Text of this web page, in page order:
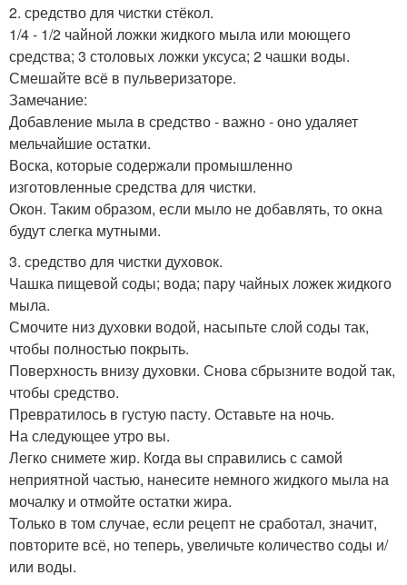
2. средство для чистки стёкол.
1/4 - 1/2 чайной ложки жидкого мыла или моющего
средства; 3 столовых ложки уксуса; 2 чашки воды.
Смешайте всё в пульверизаторе.
Замечание:
Добавление мыла в средство - важно - оно удаляет
мельчайшие остатки.
Воска, которые содержали промышленно
изготовленные средства для чистки.
Окон. Таким образом, если мыло не добавлять, то окна
будут слегка мутными.
3. средство для чистки духовок.
Чашка пищевой соды; вода; пару чайных ложек жидкого
мыла.
Смочите низ духовки водой, насыпьте слой соды так,
чтобы полностью покрыть.
Поверхность внизу духовки. Снова сбрызните водой так,
чтобы средство.
Превратилось в густую пасту. Оставьте на ночь.
На следующее утро вы.
Легко снимете жир. Когда вы справились с самой
неприятной частью, нанесите немного жидкого мыла на
мочалку и отмойте остатки жира.
Только в том случае, если рецепт не сработал, значит,
повторите всё, но теперь, увеличьте количество соды и/
или воды.